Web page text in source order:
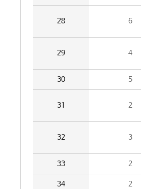
28 6
29 4
30 5
31 2
32 3
33 2
34 2